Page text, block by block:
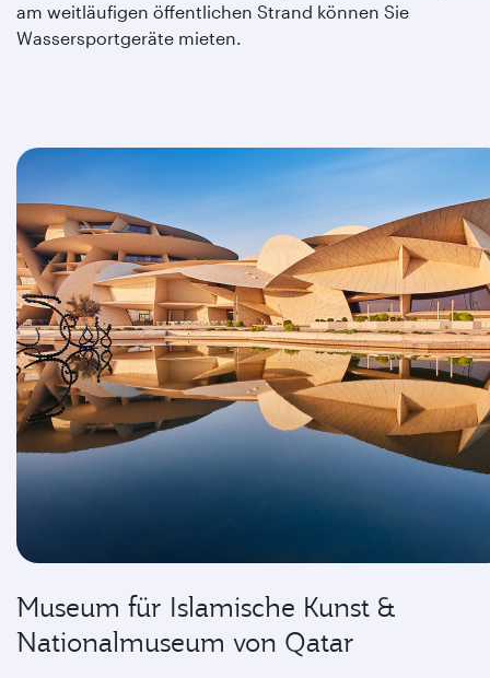
am weitläufigen öffentlichen Strand können Sie
Wassersportgeräte mieten.
Museum für Islamische Kunst &
Nationalmuseum von Qatar